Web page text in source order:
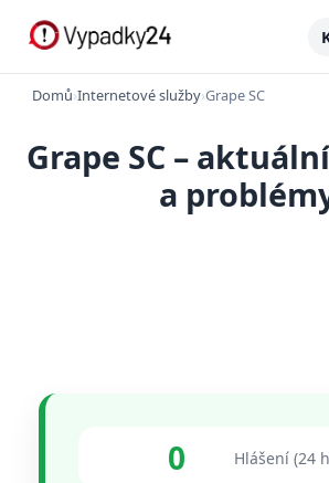
Domů›Internetové služby›Grape SC
Grape SC –
a
0 Hlášení (24